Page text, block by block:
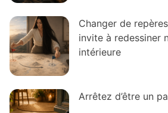
Changer de
invite à redessiner
intérieure
Arrêtez d’être un